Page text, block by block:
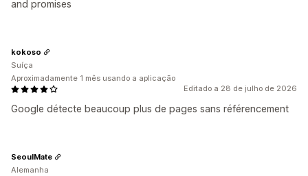
and promises
Editado a 28 de julho de 2026
Google détecte beaucoup plus de pages sans référencement
kokoso
Suíça
Aproximadamente 1 mês usando a aplicação
SeoulMate
Alemanha